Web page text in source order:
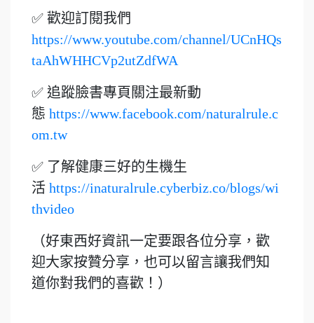
✅ 歡迎訂閱我們
https://www.youtube.com/channel/UCnHQs
taAhWHHCVp2utZdfWA
✅ 追蹤臉書專頁關注最新動
態 https://www.facebook.com/naturalrule.c
om.tw
✅ 了解健康三好的生機生
活 https://inaturalrule.cyberbiz.co/blogs/wi
thvideo
（好東西好資訊一定要跟各位分享，歡
迎大家按贊分享，也可以留言讓我們知
道你對我們的喜歡！）